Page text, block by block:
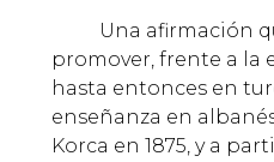
Una afirmación
promover, frente a la
hasta entonces en
enseñanza en
Korca en 1875, y a